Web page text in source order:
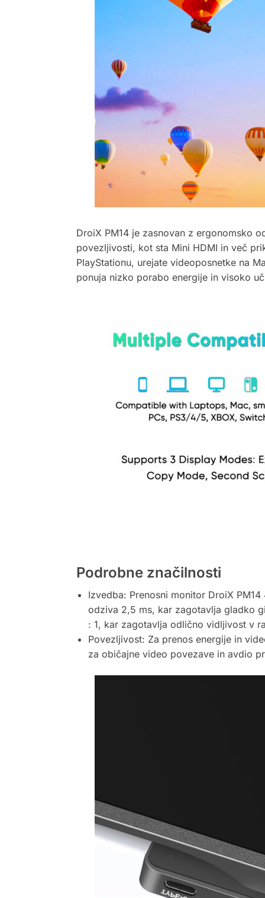
DroiX PM14 je zasnovan z ergonomsko
povezljivosti, kot sta Mini HDMI in več
PlayStationu, urejate videoposnetke na
ponuja nizko porabo energije in visoko
Podrobne značilnosti
Izvedba: Prenosni monitor DroiX
odziva 2,5 ms, kar zagotavlja gladko
: 1, kar zagotavlja odlično vidljivost v
Povezljivost: Za prenos energije in
za običajne video povezave in avdio